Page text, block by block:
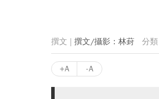
撰文/攝影：林葑
+A -A